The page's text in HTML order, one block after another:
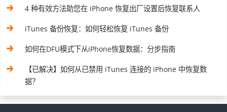
4 种有效方法助您在 iPhone 恢复出厂设置后恢复联系人
iTunes 备份恢复：如何轻松恢复 iTunes 备份
如何在DFU模式下从iPhone恢复数据：分步指南
【已解决】如何从已禁用 iTunes 连接的 iPhone 中恢复数
据？